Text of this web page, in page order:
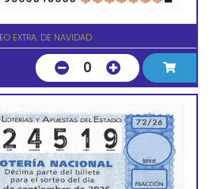
EXTRA. DE NAVIDAD
0